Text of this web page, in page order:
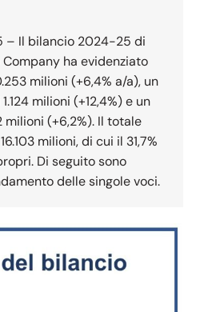
– Il bilancio 2024-25 di
Company ha evidenziato
milioni (+6,4% a/a), un
milioni (+12,4%) e un
(+6,2%). Il totale
milioni, di cui il 31,7%
Di seguito sono
delle singole voci.